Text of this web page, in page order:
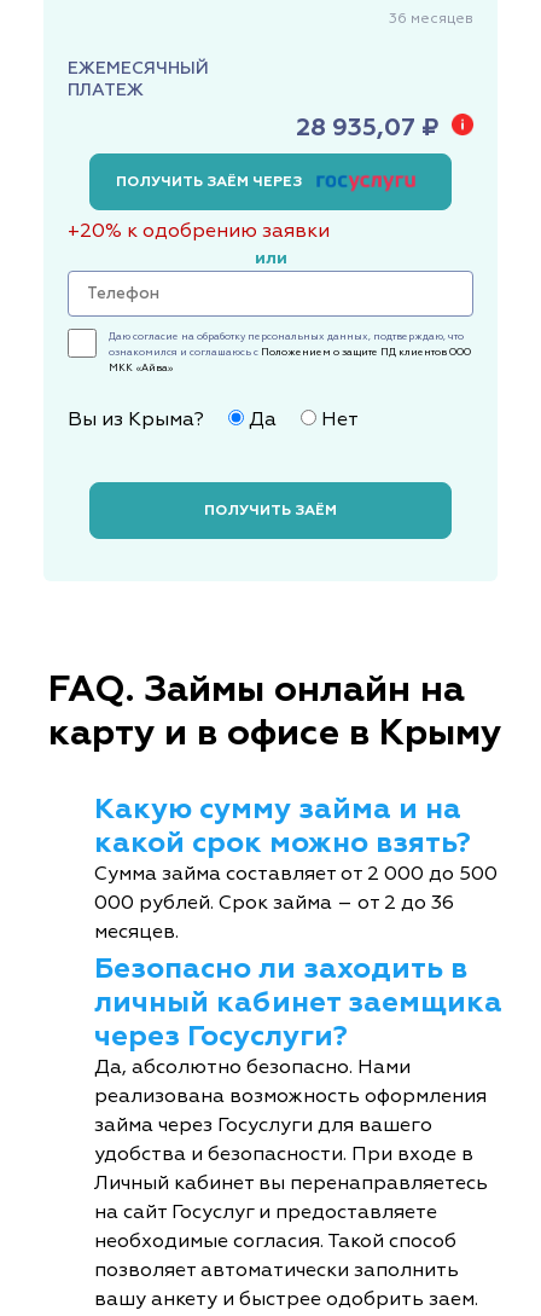
36 месяцев
ЕЖЕМЕСЯЧНЫЙ
ПЛАТЕЖ
28 935,07 ₽
ПОЛУЧИТЬ ЗАЁМ ЧЕРЕЗ
+20% к одобрению заявки
или
Даю согласие на обработку персональных данных, подтверждаю, что
ознакомился и соглашаюсь с Положением о защите ПД клиентов ООО
МКК «Айва»
Вы из Крыма? Да Нет
ПОЛУЧИТЬ ЗАЁМ
FAQ. Займы онлайн на
карту и в офисе в Крыму
Какую сумму займа и на
какой срок можно взять?
Сумма займа составляет от 2 000 до 500
000 рублей. Срок займа – от 2 до 36
месяцев.
Безопасно ли заходить в
личный кабинет заемщика
через Госуслуги?
Да, абсолютно безопасно. Нами
реализована возможность оформления
займа через Госуслуги для вашего
удобства и безопасности. При входе в
Личный кабинет вы перенаправляетесь
на сайт Госуслуг и предоставляете
необходимые согласия. Такой способ
позволяет автоматически заполнить
вашу анкету и быстрее одобрить заем.